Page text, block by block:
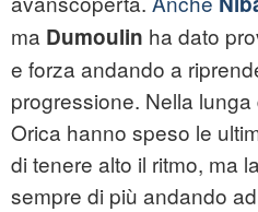
ma Dumoulin ha dato
e forza andando a
progressione. Nella
Orica hanno speso le
di tenere alto il ritmo, ma
sempre di più andando